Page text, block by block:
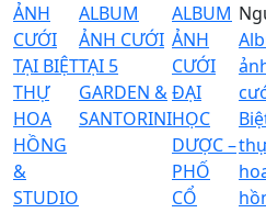
ẢNH
CƯỚI
TẠI BIỆT
THỰ
HOA
HỒNG
&
STUDIO
ALBUM
ẢNH CƯỚI
TẠI 5
GARDEN &
SANTORINI
ALBUM
ẢNH
CƯỚI
ĐẠI
HỌC
DƯỢC –
PHỐ
CỔ